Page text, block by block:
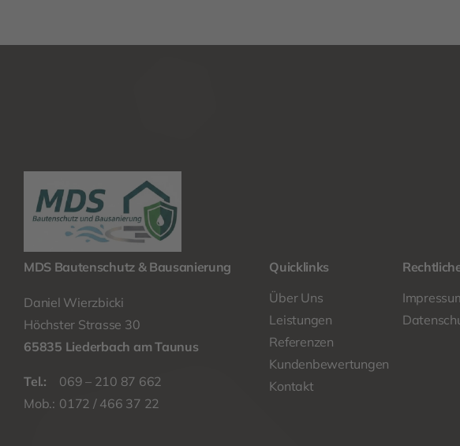
MDS Bautenschutz & Bausanierung
Daniel Wierzbicki
Höchster Strasse 30
65835 Liederbach am Taunus
Tel.:
069 – 210 87 662
Mob.: 0172 / 466 37 22
Quicklinks
Über Uns
Leistungen
Referenzen
Kundenbewertungen
Kontakt